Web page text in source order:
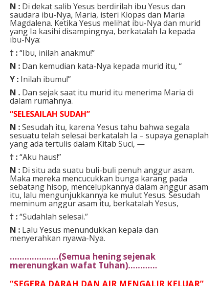
N : Di dekat salib Yesus berdirilah ibu Yesus dan
saudara ibu-Nya, Maria, isteri Klopas dan Maria
Magdalena. Ketika Yesus melihat ibu-Nya dan murid
yang Ia kasihi disampingnya, berkatalah Ia kepada
ibu-Nya:
† :“Ibu, inilah anakmu!”
N : Dan kemudian kata-Nya kepada murid itu, “
Y : Inilah ibumu!”
N . Dan sejak saat itu murid itu menerima Maria di
dalam rumahnya.
“SELESAILAH SUDAH”
N :Sesudah itu, karena Yesus tahu bahwa segala
sesuatu telah selesai berkatalah Ia – supaya genaplah
yang ada tertulis dalam Kitab Suci, —
† :“Aku haus!”
N : Di situ ada suatu buli-buli penuh anggur asam.
Maka mereka mencucukkan bunga karang pada
sebatang hisop, mencelupkannya dalam anggur asam
itu, lalu mengunjukkannya ke mulut Yesus. Sesudah
meminum anggur asam itu, berkatalah Yesus,
† :“Sudahlah selesai.”
N : Lalu Yesus menundukkan kepala dan
menyerahkan nyawa-Nya.
………………..(Semua hening sejenak
merenungkan wafat Tuhan)…………